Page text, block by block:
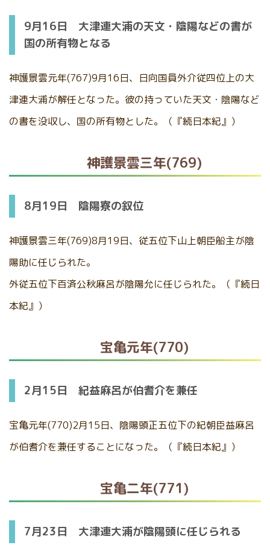
9月16日 大津連大浦の天文・陰陽などの書が
国の所有物となる
神護景雲元年(767)9月16日、日向国員外介従四位上の大
津連大浦が解任となった。彼の持っていた天文・陰陽など
の書を没収し、国の所有物とした。（『続日本紀』）
神護景雲三年(769)
8月19日 陰陽寮の叙位
神護景雲三年(769)8月19日、従五位下山上朝臣船主が陰
陽助に任じられた。
外従五位下百済公秋麻呂が陰陽允に任じられた。（『続日
本紀』）
宝亀元年(770)
2月15日 紀益麻呂が伯耆介を兼任
宝亀元年(770)2月15日、陰陽頭正五位下の紀朝臣益麻呂
が伯耆介を兼任することになった。（『続日本紀』）
宝亀二年(771)
7月23日 大津連大浦が陰陽頭に任じられる